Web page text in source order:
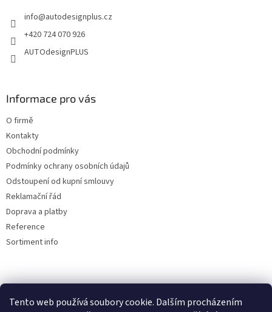
Tento web používá soubory cookie. Dalším procházením
info@autodesignplus.cz
+420 724 070 926
AUTOdesignPLUS
Informace pro vás
O firmě
Kontakty
Obchodní podmínky
Podmínky ochrany osobních údajů
Odstoupení od kupní smlouvy
Reklamační řád
Doprava a platby
Reference
Sortiment info
Reklamační řád